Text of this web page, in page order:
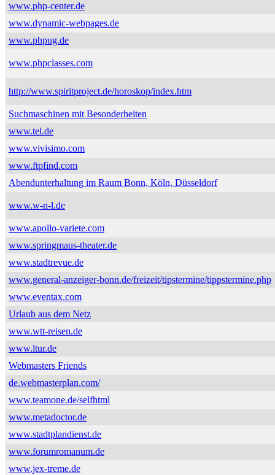
www.php-center.de
www.dynamic-webpages.de
www.phpug.de
www.phpclasses.com
http://www.spiritproject.de/horoskop/index.htm
Suchmaschinen mit Besonderheiten
www.tel.de
www.vivisimo.com
www.ftpfind.com
Abendunterhaltung im Raum Bonn, Köln, Düsseldorf
www.w-n-l.de
www.apollo-variete.com
www.springmaus-theater.de
www.stadtrevue.de
www.general-anzeiger-bonn.de/freizeit/tipstermine/tippstermine.php
www.eventax.com
Urlaub aus dem Netz
www.wtt-reisen.de
www.ltur.de
Webmasters Friends
de.webmasterplan.com/
www.teamone.de/selfhtml
www.metadoctor.de
www.stadtplandienst.de
www.forumromanum.de
www.jex-treme.de